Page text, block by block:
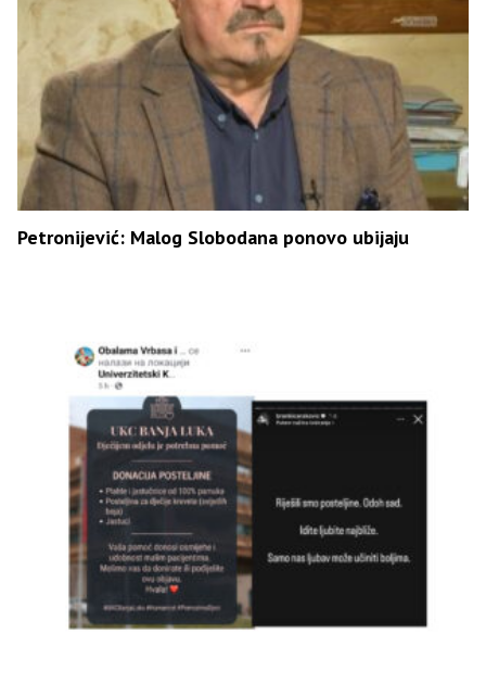
Petronijević: Malog Slobodana ponovo ubijaju